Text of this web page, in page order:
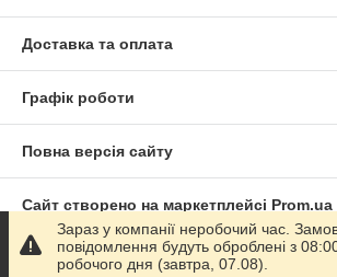
Доставка та оплата
Графік роботи
Повна версія сайту
Сайт створено на маркетплейсі Prom.ua
Політика конфіденційності
Зараз у компанії неробочий час.
повідомлення будуть оброблені з
робочого дня (завтра, 07.08).